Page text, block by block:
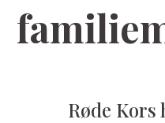
Røde Kors